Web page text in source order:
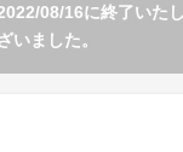
08/16に終了いた
いました。